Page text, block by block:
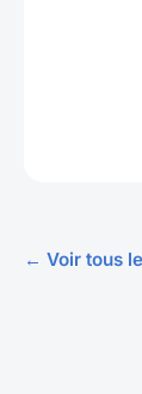
← Voir tous